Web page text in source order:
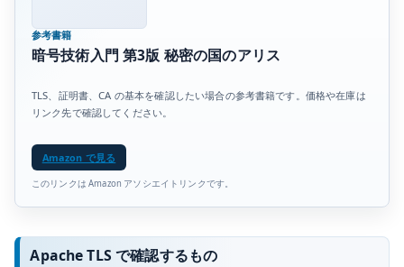
参考書籍
暗号技術入門 第3版 秘密の国のアリス
TLS、証明書、CA の基本を確認したい場合の参考書籍です。価格や在庫は
リンク先で確認してください。
Amazon で見る
このリンクは Amazon アソシエイトリンクです。
Apache TLS で確認するもの